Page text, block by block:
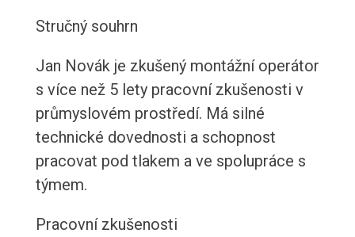
Stručný souhrn
Jan Novák je zkušený montážní operátor
s více než 5 lety pracovní zkušenosti v
průmyslovém prostředí. Má silné
technické dovednosti a schopnost
pracovat pod tlakem a ve spolupráce s
týmem.
Pracovní zkušenosti